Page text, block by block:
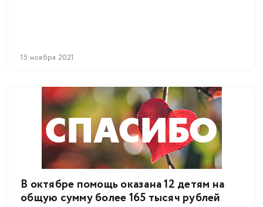
15 ноября 2021
В октябре помощь оказана 12 детям на
общую сумму более 165 тысяч рублей